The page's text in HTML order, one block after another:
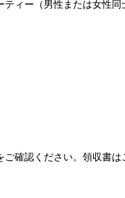
ィー（男性または女性
ご確認ください。領収書